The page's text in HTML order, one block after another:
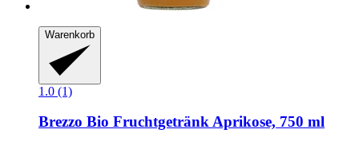
Warenkorb
1.0 (1)
Brezzo Bio Fruchtgetränk Aprikose, 750 ml